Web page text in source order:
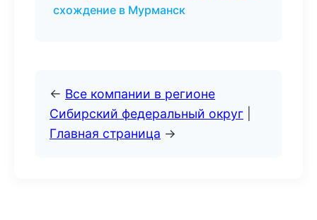
схождение в Мурманск
← Все компании в регионе
Сибирский федеральный округ
Главная страница →